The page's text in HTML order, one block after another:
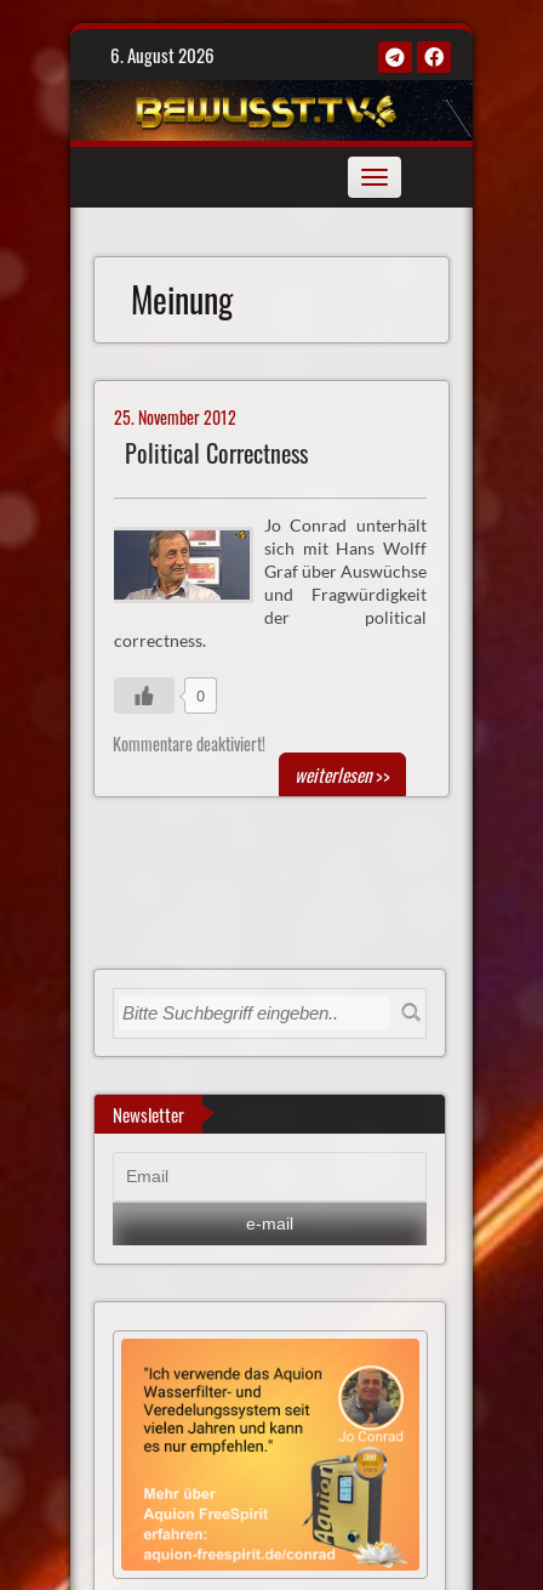
Skip
6. August 2026
Toggle
navigation
Meinung
25. November 2012
Political Correctness
Jo Conrad unterhält
sich mit Hans Wolff
Graf über Auswüchse
und Fragwürdigkeit
der political
correctness.
0
Kommentare deaktiviert!
weiterlesen>>
Newsletter